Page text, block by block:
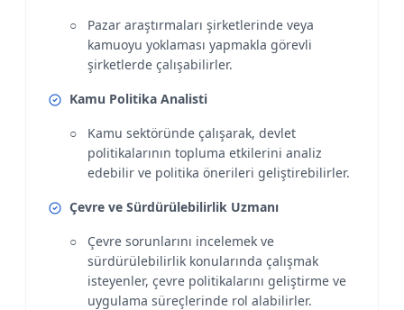
Pazar araştırmaları şirketlerinde veya
kamuoyu yoklaması yapmakla görevli
şirketlerde çalışabilirler.
Kamu Politika Analisti
Kamu sektöründe çalışarak, devlet
politikalarının topluma etkilerini analiz
edebilir ve politika önerileri geliştirebilirler.
Çevre ve Sürdürülebilirlik Uzmanı
Çevre sorunlarını incelemek ve
sürdürülebilirlik konularında çalışmak
isteyenler, çevre politikalarını geliştirme ve
uygulama süreçlerinde rol alabilirler.